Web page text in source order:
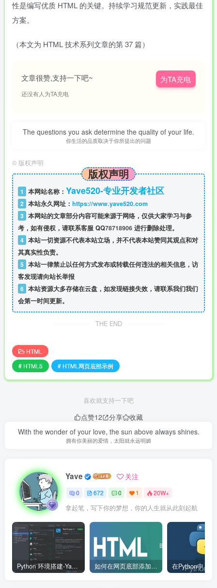
性是编写优质 HTML 的关键。持续学习规范更新，实践最佳
方案。
（本文为 HTML 技术系列文章的第 37 篇）
文章很赞,支持一下吧~
还没有人为TA充电
为TA充电
The questions you ask determine the quality of your life.
你生活的品质取决于你所提出的问题
© 版权声明
版权声明
1 本网站名称： Yave520-专业开发者社区
2 本站永久网址： https://www.yave520.com
3 本网站的文章部分内容可能来源于网络，仅供大家学习与参
考，如有侵权，请联系客服 QQ78718906 进行删除处理。
4 本站一切资源不代表本站立场，并不代表本站赞同其观点和对
其真实性负责。
5 本站一律禁止以任何方式发布或转载任何违法的相关信息，访
客发现请向站长举报
6 本站资源大多存储在云盘，如发现链接失效，请联系我们我们
会第一时间更新。
THE END
HTML
# HTML5
# HTML网页底部示例
喜欢就支持一下吧
点赞12 分享
收藏
With the wonder of your love, the sun above always shines.
拥有你美丽的爱情，太阳就永远明媚
Yave 关注
0 672 0 1 20W+
拿起笔，写下你的梦想，你的人生就从此刻起航
Python 环境搭建-Yave520-专业开发者社区 如何在网页底部添加版权信息？